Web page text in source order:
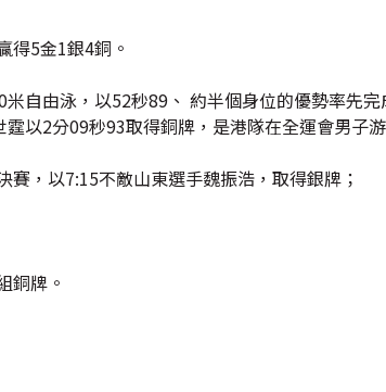
得5金1銀4銅。
自由泳，以52秒89、 約半個身位的優勢率先
以2分09秒93取得銅牌，是港隊在全運會男子
，以7:15不敵山東選手魏振浩，取得銀牌；
銅牌。